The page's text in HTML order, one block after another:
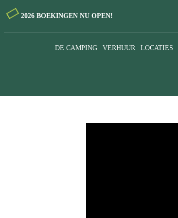
2026 BOEKINGEN NU OPEN!
DE CAMPING VERHUUR LOCATIES